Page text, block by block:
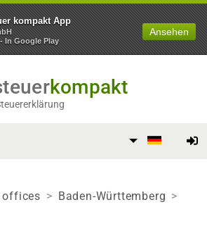
kompakt App
In Google Play
Ansehen
kompakt
offices
Baden-Württemberg